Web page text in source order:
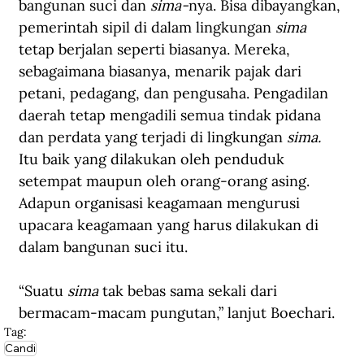
bangunan suci dan sima-nya. Bisa dibayangkan,
pemerintah sipil di dalam lingkungan sima
tetap berjalan seperti biasanya. Mereka,
sebagaimana biasanya, menarik pajak dari
petani, pedagang, dan pengusaha. Pengadilan
daerah tetap mengadili semua tindak pidana
dan perdata yang terjadi di lingkungan sima.
Itu baik yang dilakukan oleh penduduk
setempat maupun oleh orang-orang asing.
Adapun organisasi keagamaan mengurusi
upacara keagamaan yang harus dilakukan di
dalam bangunan suci itu.
“Suatu sima tak bebas sama sekali dari
bermacam-macam pungutan,” lanjut Boechari.
Tag:
Candi